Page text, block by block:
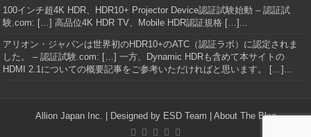
100インチ超4K HDR、HDR10+ Projector Device認証試験始動 – 認証試
験.com: […] 高品位4K HDR TV、Mobile HDR認証規格 […]...
アリオン・ジャパンは世界初のHDR10+のATC（認証ラボ）に認定されま
した。 – 認証試験.com: […] 一方、Dynamic HDRも含めて本サイトの
HDMI 2.1についての概要記事をご参考いただければと思います。 […]...
Allion Japan Inc. | Designed by ESD Team | About The Blog